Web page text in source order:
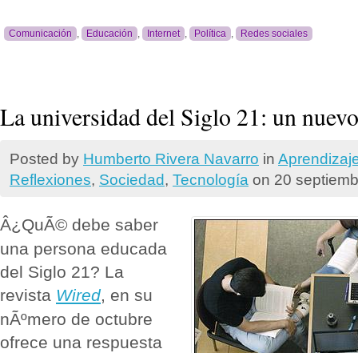
Comunicación , Educación , Internet , Política , Redes sociales
La universidad del Siglo 21: un
Posted by Humberto Rivera Navarro in
Reflexiones, Sociedad, Tecnologí­a on 20
Â¿QuÃ© debe saber
una persona educada
del Siglo 21? La
revista Wired, en su
nÃºmero de octubre
ofrece una respuesta